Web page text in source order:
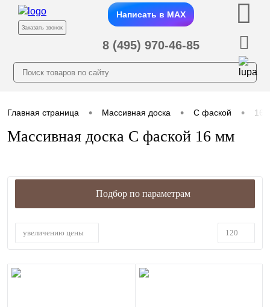
Заказать звонок
Написать в MAX
8 (495) 970-46-85
Главная страница • Массивная доска • С фаской • 16
Массивная доска С фаской 16 мм
Подбор по параметрам
увеличению цены 120